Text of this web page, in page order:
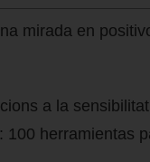
mirada en
a la sensibilitat
100 herramientas